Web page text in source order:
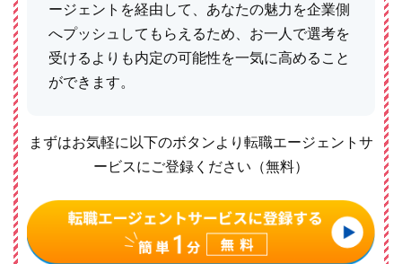
ージェントを経由して、あなたの魅力を企業側
へプッシュしてもらえるため、お一人で選考を
受けるよりも内定の可能性を一気に高めること
ができます。
まずはお気軽に以下のボタンより転職エージェントサ
ービスにご登録ください（無料）